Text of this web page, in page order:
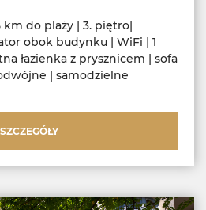
km do plaży | 3. piętro|
obok budynku | WiFi | 1
łazienka z prysznicem | sofa
| samodzielne
SZCZEGÓŁY